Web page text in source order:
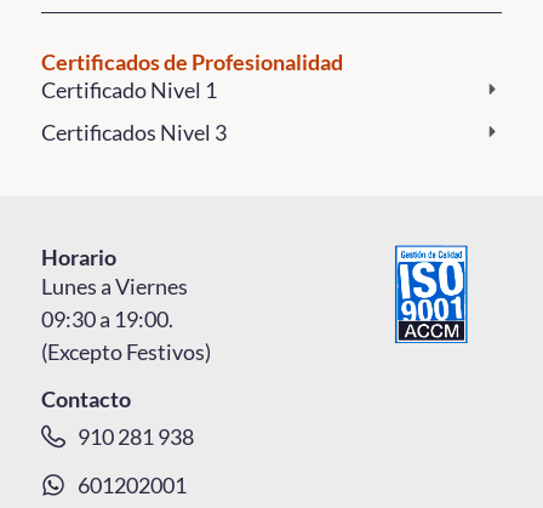
Certificados de Profesionalidad
Certificado Nivel 1
Certificados Nivel 3
Horario
Lunes a Viernes
09:30 a 19:00.
(Excepto Festivos)
Contacto
910 281 938
601202001